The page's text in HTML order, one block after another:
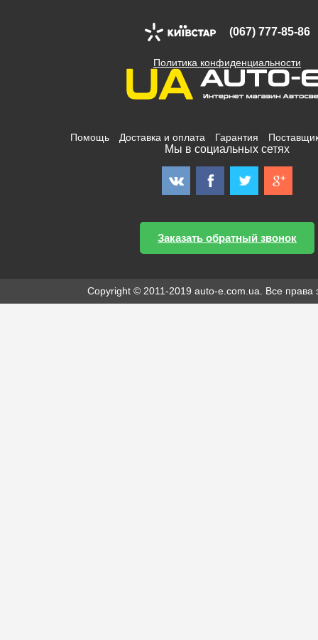
(067) 777-85-86
Политика конфиденциальности
Помощь Доставка и оплата Гарантия
Мы в социальных сетях
Заказать обратный звонок
Copyright © 2011-2019 auto-e.com.ua. Все